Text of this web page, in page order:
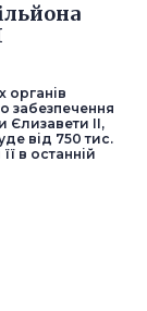
органів
забезпечення
Єлизавети II,
від 750 тис.
в останній